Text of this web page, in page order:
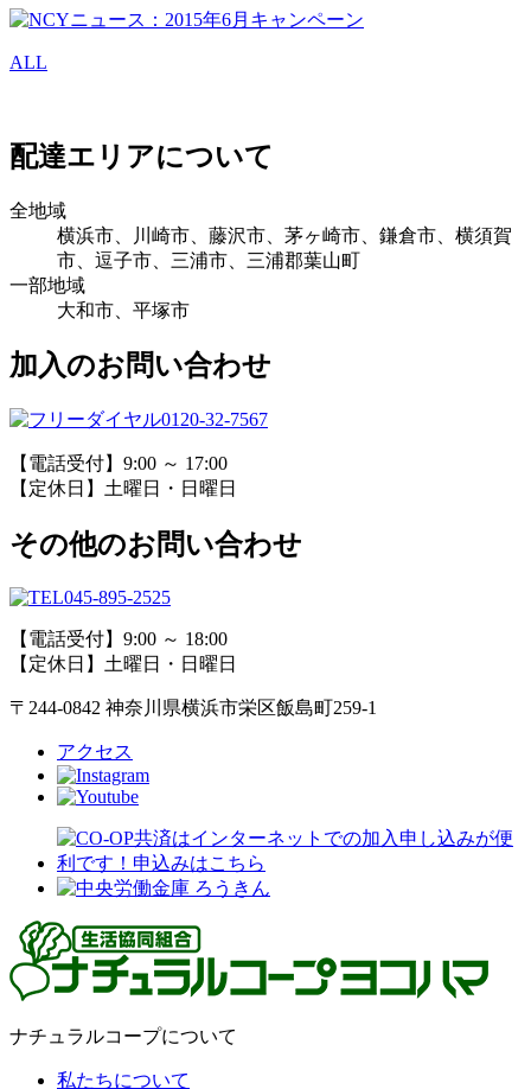
ALL
配達エリアについて
全地域
横浜市、川崎市、藤沢市、茅ヶ崎市、鎌倉市、横須賀
市、逗子市、三浦市、三浦郡葉山町
一部地域
大和市、平塚市
加入のお問い合わせ
0120-32-7567
【電話受付】9:00 ～ 17:00
【定休日】土曜日・日曜日
その他のお問い合わせ
045-895-2525
【電話受付】9:00 ～ 18:00
【定休日】土曜日・日曜日
〒244-0842 神奈川県横浜市栄区飯島町259-1
アクセス
ナチュラルコープについて
私たちについて